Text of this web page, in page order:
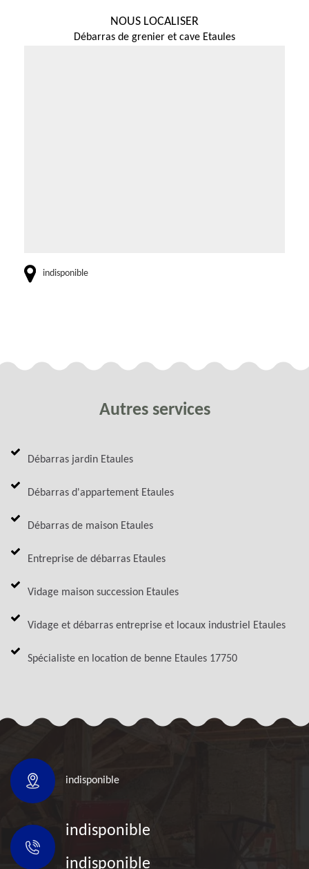
NOUS LOCALISER
Débarras de grenier et cave Etaules
indisponible
Autres services
Débarras jardin Etaules
Débarras d'appartement Etaules
Débarras de maison Etaules
Entreprise de débarras Etaules
Vidage maison succession Etaules
Vidage et débarras entreprise et locaux industriel Etaules
Spécialiste en location de benne Etaules 17750
indisponible
indisponible
indisponible